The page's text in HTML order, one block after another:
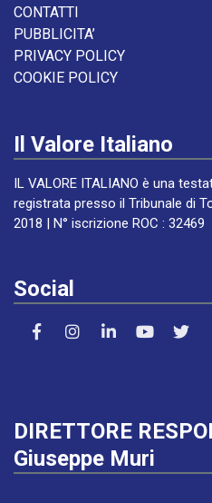
CONTATTI
PUBBLICITA’
PRIVACY POLICY
COOKIE POLICY
Il Valore Italiano
IL VALORE ITALIANO è una
registrata presso il Tribunale di
2018 | N° iscrizione ROC : 32469
Social
DIRETTORE
Giuseppe Muri